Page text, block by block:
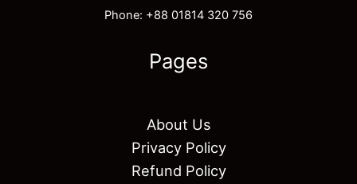
Phone: +88 01814 320 756
Pages
About Us
Privacy Policy
Refund Policy